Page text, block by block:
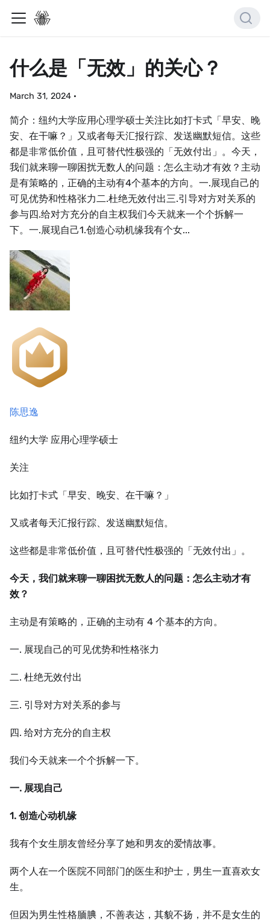
什么是「无效」的关心？
March 31, 2024 ·
简介：纽约大学应用心理学硕士关注比如打卡式「早安、晚
安、在干嘛？」又或者每天汇报行踪、发送幽默短信。这些
都是非常低价值，且可替代性极强的「无效付出」。今天，
我们就来聊一聊困扰无数人的问题：怎么主动才有效？主动
是有策略的，正确的主动有4个基本的方向。一.展现自己的
可见优势和性格张力二.杜绝无效付出三.引导对方对关系的
参与四.给对方充分的自主权我们今天就来一个个拆解一
下。一.展现自己1.创造心动机缘我有个女...
陈思逸
纽约大学 应用心理学硕士
关注
比如打卡式「早安、晚安、在干嘛？」
又或者每天汇报行踪、发送幽默短信。
这些都是非常低价值，且可替代性极强的「无效付出」。
今天，我们就来聊一聊困扰无数人的问题：怎么主动才有
效？
主动是有策略的，正确的主动有 4 个基本的方向。
一. 展现自己的可见优势和性格张力
二. 杜绝无效付出
三. 引导对方对关系的参与
四. 给对方充分的自主权
我们今天就来一个个拆解一下。
一. 展现自己
1. 创造心动机缘
我有个女生朋友曾经分享了她和男友的爱情故事。
两个人在一个医院不同部门的医生和护士，男生一直喜欢女
生。
但因为男生性格腼腆，不善表达，其貌不扬，并不是女生的